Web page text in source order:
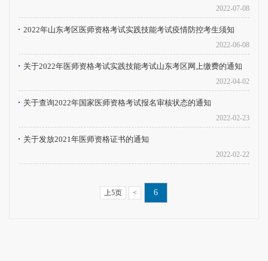
2022-07-08
2022年山东考区医师资格考试实践技能考试疫情防控考生须知
2022-06-08
关于2022年医师资格考试实践技能考试山东考区网上缴费的通知
2022-04-02
关于查询2022年国家医师资格考试报名审核状态的通知
2022-02-23
关于发放2021年医师资格证书的通知
2022-02-22
上5页 < 6